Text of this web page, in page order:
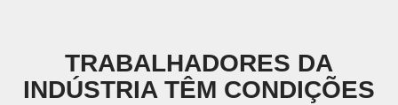
TRABALHADORES DA
INDÚSTRIA TÊM CONDIÇÕES